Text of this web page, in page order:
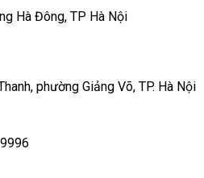
Hà Đông, TP Hà Nội
phường Giảng Võ, TP. Hà Nội